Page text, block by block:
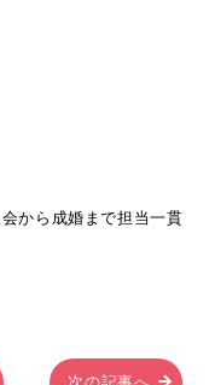
から成婚まで担当一貫